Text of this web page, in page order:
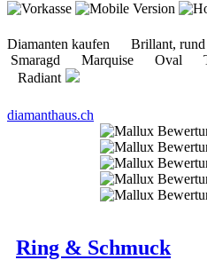
Diamanten kaufen Brillant,
Smaragd Marquise Oval
Radiant
diamanthaus.ch
Ring & Schmuck